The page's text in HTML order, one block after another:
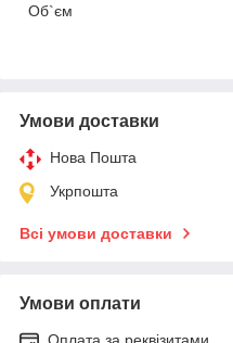
Об`єм
Умови доставки
Нова Пошта
Укрпошта
Всі умови доставки
Умови оплати
Оплата за реквізитами